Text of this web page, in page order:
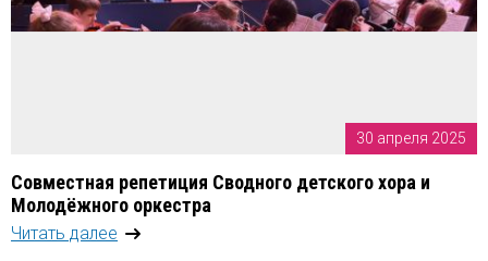
30 апреля 2025
Совместная репетиция Сводного детского хора и
Молодёжного оркестра
Читать далее